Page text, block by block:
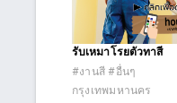
รับเหมาโรยตัวทาสี
#งานสี #อื่นๆ
กรุงเทพมหานคร